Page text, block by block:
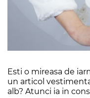
Esti o mireasa de
un articol
alb? Atunci ia in